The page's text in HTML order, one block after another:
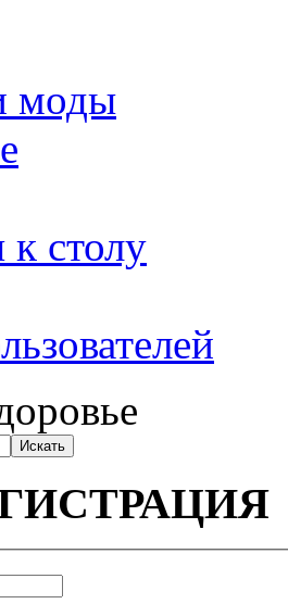
моды
столу